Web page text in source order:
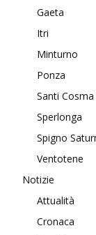
Gaeta
Itri
Minturno
Ponza
Santi
Sperlonga
Spigno
Ventotene
Notizie
Attualità
Cronaca